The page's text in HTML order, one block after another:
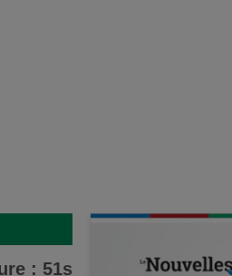
: 51s